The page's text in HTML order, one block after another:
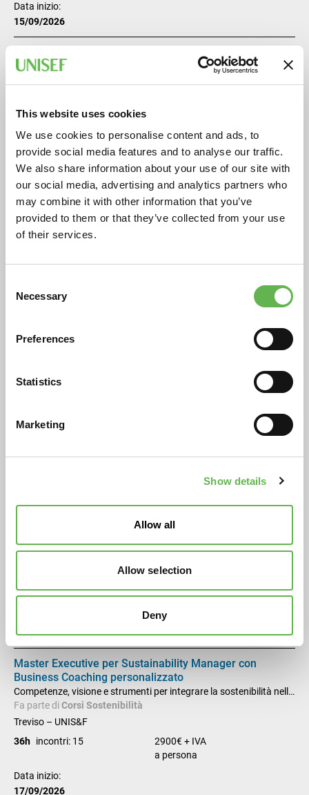
This website uses cookies
We use cookies to personalise content and ads, to
provide social media features and to analyse our traffic.
We also share information about your use of our site with
our social media, advertising and analytics partners who
may combine it with other information that you’ve
provided to them or that they’ve collected from your use
of their services.
Selection
Necessary
Preferences
Statistics
Marketing
Show details
Allow all
Allow selection
Deny
Data inizio:
15/09/2026
Pordenone – UNIS&F
16h incontri: 2
250€ + IVA
16/09/2026
Addetti alla prevenzione incendi e lotta antincendio -
livello 1
Altra sede
4h incontri: 1
90€ + IVA
Aggiornamento per preposti
6h incontri: 1
16/09/2026
Treviso – UNIS&F
BLSD - Addetti all'utilizzo del Defibrillatore
Semiautomatico Esterno
a persona
17/09/2026
Master Executive per Sustainability Manager con
Business Coaching personalizzato
Competenze, visione e strumenti per integrare la sostenibilità nella
tua organizzazione
Fa parte diCorsi Sostenibilità
Treviso – UNIS&F
36h incontri: 15
2900€ + IVA
a persona
Data inizio:
17/09/2026